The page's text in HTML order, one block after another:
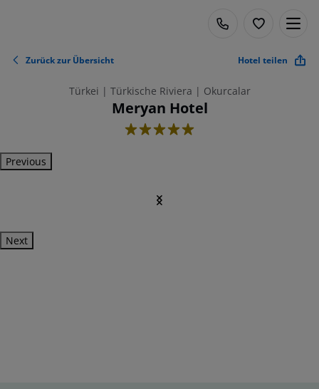
Zurück zur Übersicht Hotel teilen
Türkei | Türkische Riviera | Okurcalar
Meryan Hotel
5
Previous
Next